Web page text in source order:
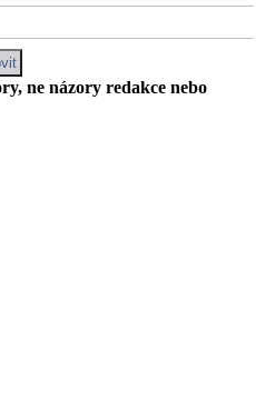
ne názory redakce nebo